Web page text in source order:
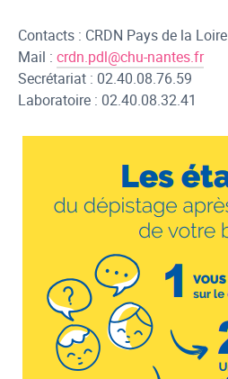
Contacts : CRDN Pays de la Loire
Mail : crdn.pdl@chu-nantes.fr
Secrétariat : 02.40.08.76.59
Laboratoire : 02.40.08.32.41